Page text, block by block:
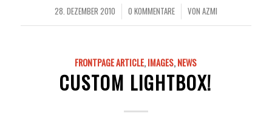
28. DEZEMBER 2010
/ 0 KOMMENTARE
/ VON AZMI
FRONTPAGE ARTICLE,IMAGES,NEWS
CUSTOM LIGHTBOX!